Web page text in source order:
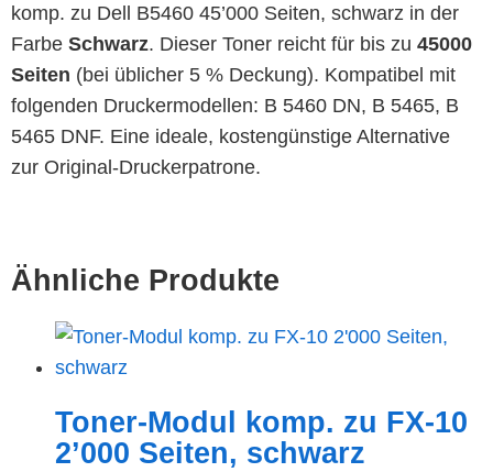
komp. zu Dell B5460 45’000 Seiten, schwarz in der
Farbe Schwarz. Dieser Toner reicht für bis zu 45000
Seiten (bei üblicher 5 % Deckung). Kompatibel mit
folgenden Druckermodellen: B 5460 DN, B 5465, B
5465 DNF. Eine ideale, kostengünstige Alternative
zur Original-Druckerpatrone.
Ähnliche Produkte
Toner-Modul komp. zu FX-10
2’000 Seiten, schwarz